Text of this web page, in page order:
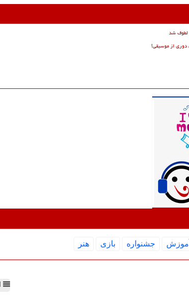
لطوف شد
دوری از موسیقی!
آموزش جشنواره بازی هنر